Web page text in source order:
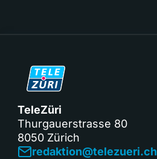
TeleZüri
Thurgauerstrasse 80
8050 Zürich
redaktion@telezueri.ch